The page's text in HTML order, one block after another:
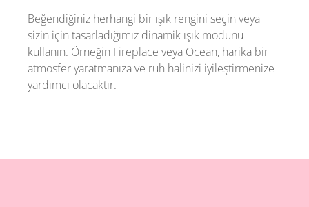
Beğendiğiniz herhangi bir ışık rengini seçin veya
sizin için tasarladığımız dinamik ışık modunu
kullanın. Örneğin Fireplace veya Ocean, harika bir
atmosfer yaratmanıza ve ruh halinizi iyileştirmenize
yardımcı olacaktır.